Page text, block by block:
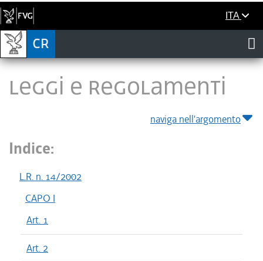
ITA
LEGGI E REGOLAMENTI
naviga nell'argomento
Indice:
L.R. n. 14/2002
CAPO I
Art. 1
Art. 2